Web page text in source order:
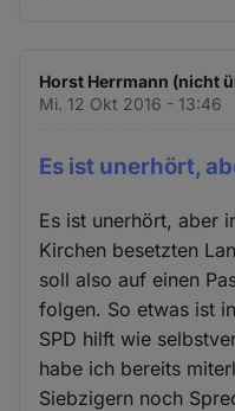
Horst Herrmann (nicht
Mi. 12 Okt 2016 - 13:46
Es ist unerhört,
Es ist unerhört, aber
Kirchen besetzten
soll also auf einen
folgen. So etwas ist
SPD hilft wie
habe ich bereits
Siebzigern noch